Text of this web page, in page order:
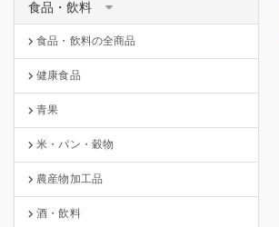
食品・飲料
食品・飲料の全商品
健康食品
青果
米・パン・穀物
農産物加工品
酒・飲料